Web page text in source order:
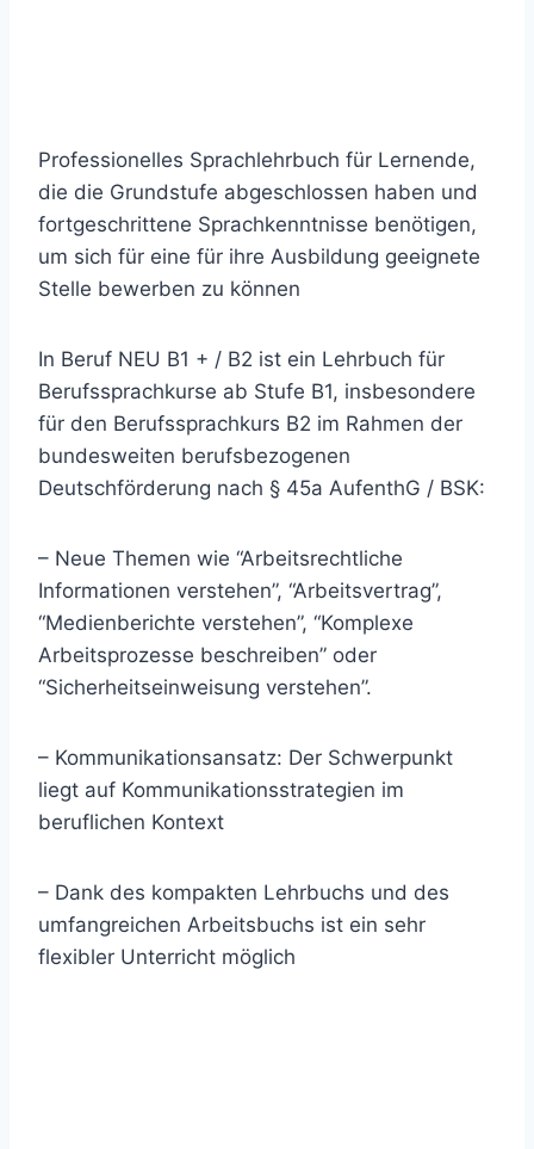
Professionelles Sprachlehrbuch für Lernende,
die die Grundstufe abgeschlossen haben und
fortgeschrittene Sprachkenntnisse benötigen,
um sich für eine für ihre Ausbildung geeignete
Stelle bewerben zu können
In Beruf NEU B1 + / B2 ist ein Lehrbuch für
Berufssprachkurse ab Stufe B1, insbesondere
für den Berufssprachkurs B2 im Rahmen der
bundesweiten berufsbezogenen
Deutschförderung nach § 45a AufenthG / BSK:
– Neue Themen wie “Arbeitsrechtliche
Informationen verstehen”, “Arbeitsvertrag”,
“Medienberichte verstehen”, “Komplexe
Arbeitsprozesse beschreiben” oder
“Sicherheitseinweisung verstehen”.
– Kommunikationsansatz: Der Schwerpunkt
liegt auf Kommunikationsstrategien im
beruflichen Kontext
– Dank des kompakten Lehrbuchs und des
umfangreichen Arbeitsbuchs ist ein sehr
flexibler Unterricht möglich